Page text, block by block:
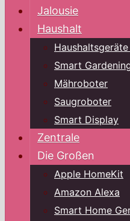
Jalousie
Haushalt
Smart
Mähroboter
Saugroboter
Smart Display
Zentrale
Die Großen
Apple HomeKit
Amazon Alexa
Smart Home